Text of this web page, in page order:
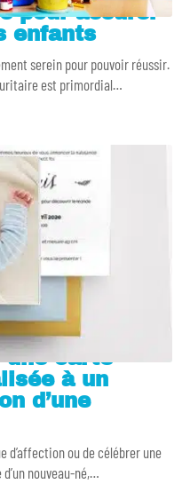
pour assurer
enfants
serein pour pouvoir réussir.
est primordial…
une carte
à un
d’une
d’affection ou de célébrer une
nouveau-né,…